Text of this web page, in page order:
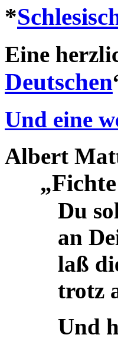
*
Eine
Deutschen
Und eine
Albert
„
Du
an
laß
trotz
Und